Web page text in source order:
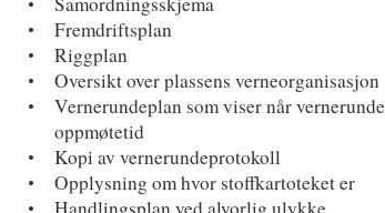
•
• Fremdriftsplan
• Riggplan
• Oversikt over plassens verneorganisasjon
•
Vernerundeplan som viser når
oppmøtetid
• Kopi av vernerundeprotokoll
• Opplysning om hvor stoffkartoteket er
Handlingsplan ved alvorlig ulykke